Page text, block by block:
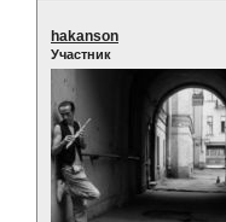
hakanson
Участник